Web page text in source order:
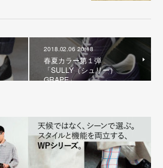
2018.02.06 20:18
春夏カラー第１弾
「SULLY（シュリー）
GRAPE」